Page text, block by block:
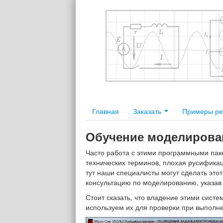
Главная Заказать Примеры
Обучение
Часто работа с этими программными
технических терминов, плохая
тут наши специалисты могут сделать
консультацию по моделированию,
Стоит сказать, что владение этими
используем их для проверки при